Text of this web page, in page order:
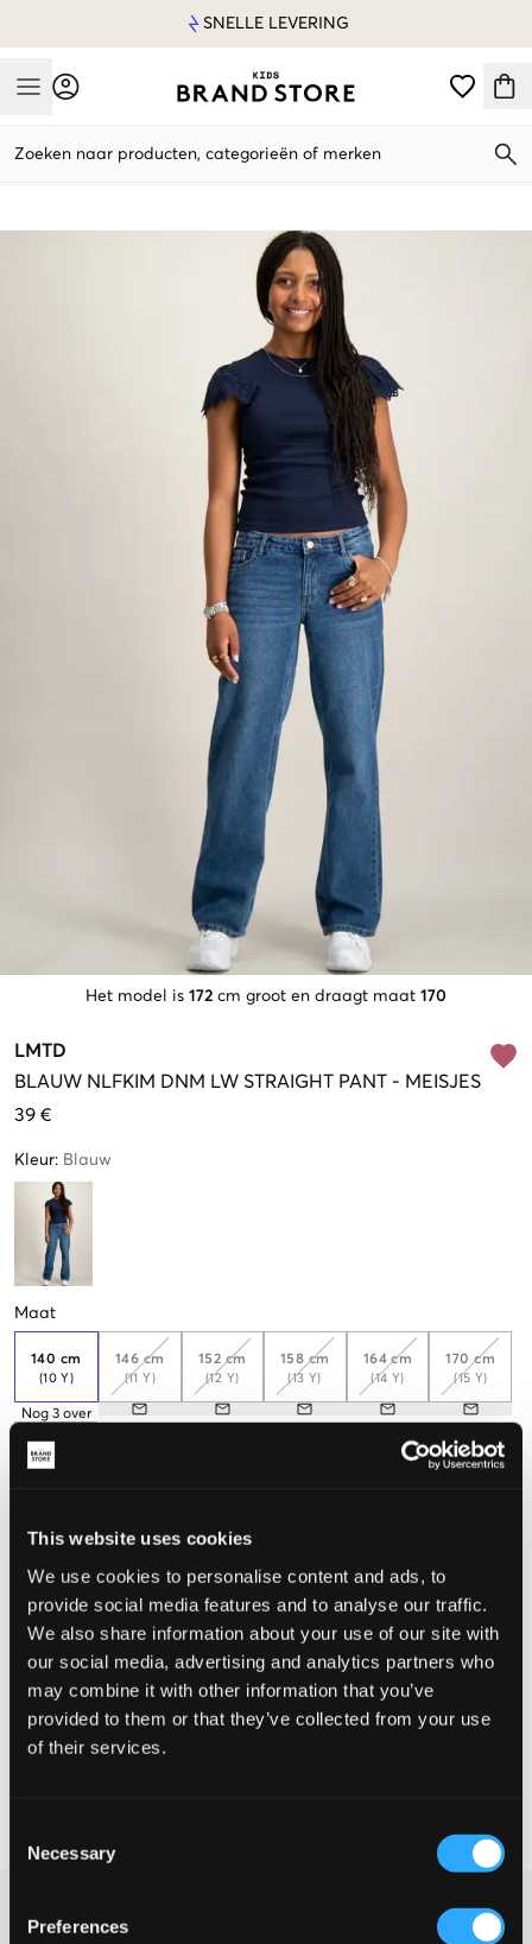
This website uses cookies
We use cookies to personalise content and ads, to
provide social media features and to analyse our traffic.
We also share information about your use of our site with
our social media, advertising and analytics partners who
may combine it with other information that you’ve
provided to them or that they’ve collected from your use
of their services.
Selection
Necessary
Preferences
SNELLE LEVERING
Mobile Menu
Zoeken naar producten, categorieën of merken
Het model is 172 cm groot en draagt maat 170
LMTD
BLAUW NLFKIM DNM LW STRAIGHT PANT - MEISJES
39 €
Kleur: Blauw
Maat
140 cm
(10 Y)
Nog 3 over
146 cm
(11 Y)
152 cm
(12 Y)
158 cm
(13 Y)
164 cm
(14 Y)
170 cm
(15 Y)
176 cm
(16 Y)
Te klein Perfect Te groot
MAATTABEL
KIES EEN MAAT
taillehoogte. De taille kan aan de binnenkant worden versteld.